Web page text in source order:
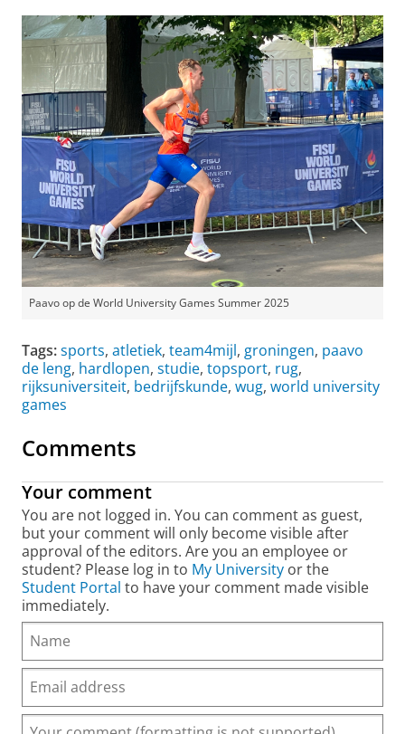
Paavo op de World University Games Summer 2025
Tags:sports, atletiek, team4mijl, groningen, paavo
de leng, hardlopen, studie, topsport, rug,
rijksuniversiteit, bedrijfskunde, wug, world university
games
Comments
Your comment
You are not logged in. You can comment as guest,
but your comment will only become visible after
approval of the editors. Are you an employee or
student? Please log in to My University or the
Student Portal to have your comment made visible
immediately.